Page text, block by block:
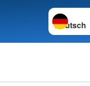
Sprache